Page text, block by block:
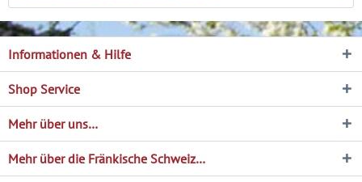
Informationen & Hilfe
Shop Service
Mehr über uns…
Mehr über die Fränkische Schweiz…